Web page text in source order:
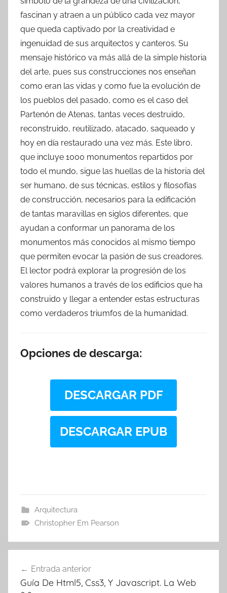
fascinan y atraen a un público cada vez mayor
que queda captivado por la creatividad e
ingenuidad de sus arquitectos y canteros. Su
mensaje histórico va más allá de la simple historia
del arte, pues sus construcciones nos enseñan
como eran las vidas y como fue la evolución de
los pueblos del pasado, como es el caso del
Partenón de Atenas, tantas veces destruido,
reconstruido, reutilizado, atacado, saqueado y
hoy en día restaurado una vez más. Este libro,
que incluye 1000 monumentos repartidos por
todo el mundo, sigue las huellas de la historia del
ser humano, de sus técnicas, estilos y filosofías
de construcción, necesarios para la edificación
de tantas maravillas en siglos diferentes, que
ayudan a conformar un panorama de los
monumentos más conocidos al mismo tiempo
que permiten evocar la pasión de sus creadores.
El lector podrá explorar la progresión de los
valores humanos a través de los edificios que ha
construido y llegar a entender estas estructuras
como verdaderos triumfos de la humanidad.
Opciones de descarga:
DESCARGAR PDF
DESCARGAR EPUB
Arquitectura
Christopher Em Pearson
de
Entrada anterior
Guía De Html5, Css3, Y Javascript. La Web